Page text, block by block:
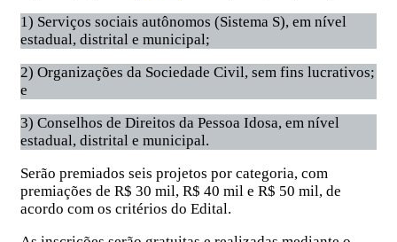
1) Serviços sociais autônomos (Sistema S), em nível
estadual, distrital e municipal;
2) Organizações da Sociedade Civil, sem fins lucrativos;
e
3) Conselhos de Direitos da Pessoa Idosa, em nível
estadual, distrital e municipal.
Serão premiados seis projetos por categoria, com
premiações de R$ 30 mil, R$ 40 mil e R$ 50 mil, de
acordo com os critérios do Edital.